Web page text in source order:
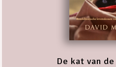
De kat van